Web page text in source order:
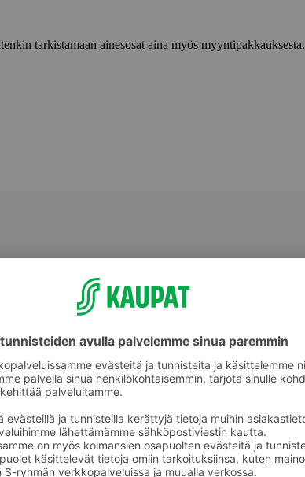
tarkistamaan ainesosat aina myös myyntipakkauksesta.
Paistettu ja friteerattu kala